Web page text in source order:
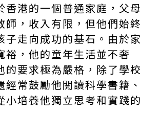
香港的一個普通家庭，父母
師，收入有限，但他們始終
子走向成功的基石。由於家
裕，他的童年生活並不奢
的要求極為嚴格，除了學校
經常鼓勵他閱讀科學書籍、
小培養他獨立思考和實踐的